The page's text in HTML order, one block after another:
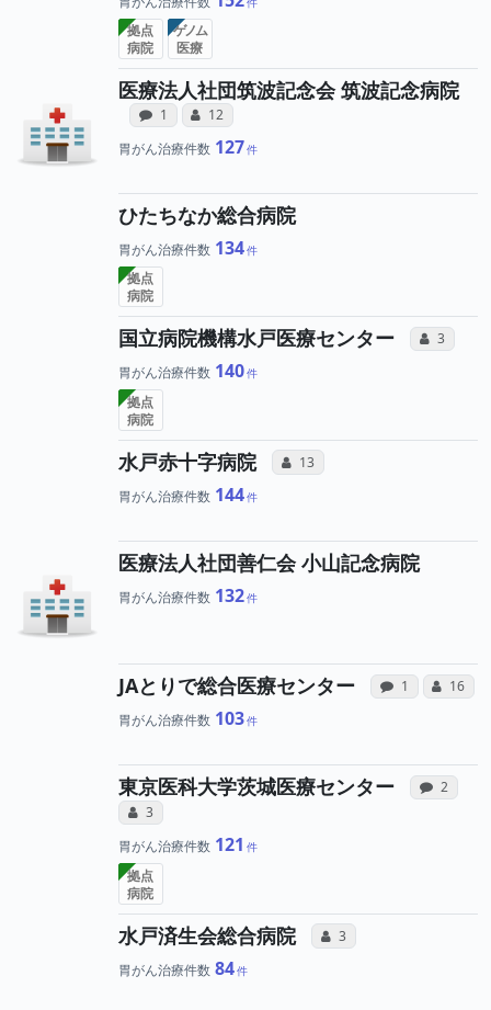
拠点
病院
ゲノム
医療
医療法人社団筑波記念会 筑波記念病院
感想投稿（合算）
1 病院への声と、所属医師への患者さん
コミュニケーション・タイプ（合算）
12 所属医師へのコミュニケーショ
胃がん治療件数 127
ひたちなか総合病院
胃がん治療件数 134
拠点
病院
国立病院機構水戸医療センター コミュニ
3 所
胃がん治療件数 140
拠点
病院
水戸赤十字病院 コミュニケーション・タイプ（合
13 所属医師へのコミュ
胃がん治療件数 144
医療法人社団善仁会 小山記念病院
胃がん治療件数 132
JAとりで総合医療センター 感想投稿（合算
1 病院へ
コミュ
16
胃がん治療件数 103
東京医科大学茨城医療センター 感想投稿
2 病
コミュニケーション・タイプ（合算）
3 所属医師へのコミュニケーション・タイ
胃がん治療件数 121
拠点
病院
水戸済生会総合病院 コミュニケーション・タ
3 所属医師へのコ
胃がん治療件数 84